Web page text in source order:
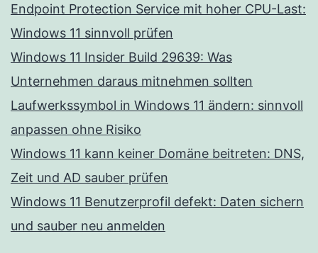
Endpoint Protection Service mit hoher CPU-Last:
Windows 11 sinnvoll prüfen
Windows 11 Insider Build 29639: Was
Unternehmen daraus mitnehmen sollten
Laufwerkssymbol in Windows 11 ändern: sinnvoll
anpassen ohne Risiko
Windows 11 kann keiner Domäne beitreten: DNS,
Zeit und AD sauber prüfen
Windows 11 Benutzerprofil defekt: Daten sichern
und sauber neu anmelden